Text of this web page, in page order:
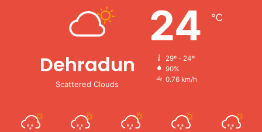
Dehradun
Scattered Clouds
24 ℃
29º - 24º
90%
0.76 km/h